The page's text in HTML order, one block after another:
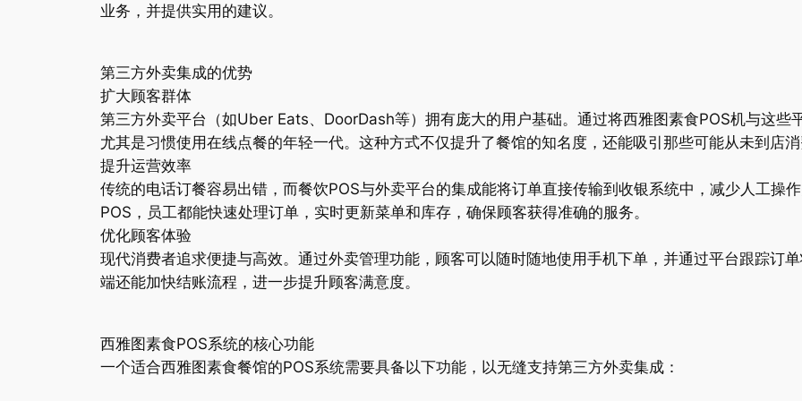
业务，并提供实用的建议。
第三方外卖集成的优势
扩大顾客群体
第三方外卖平台（如Uber Eats、DoorDash等）拥有庞大的用户基础。通过将西雅图素食POS机与这些
尤其是习惯使用在线点餐的年轻一代。这种方式不仅提升了餐馆的知名度，还能吸引那些可能从未到店
提升运营效率
传统的电话订餐容易出错，而餐饮POS与外卖平台的集成能将订单直接传输到收银系统中，减少人工操
POS，员工都能快速处理订单，实时更新菜单和库存，确保顾客获得准确的服务。
优化顾客体验
现代消费者追求便捷与高效。通过外卖管理功能，顾客可以随时随地使用手机下单，并通过平台跟踪订
端还能加快结账流程，进一步提升顾客满意度。
西雅图素食POS系统的核心功能
一个适合西雅图素食餐馆的POS系统需要具备以下功能，以无缝支持第三方外卖集成：